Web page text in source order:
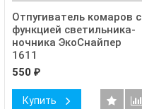
Отпугиватель комаров с
функцией светильника-
ночника ЭкоСнайпер
1611
550 ₽
Купить